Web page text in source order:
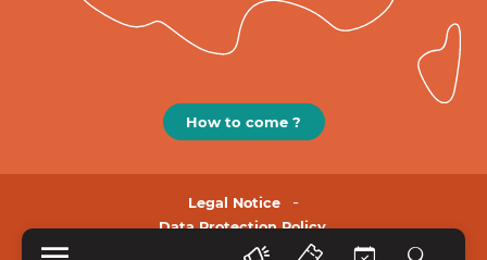
How to come ?
Legal Notice
Data Protection Policy.